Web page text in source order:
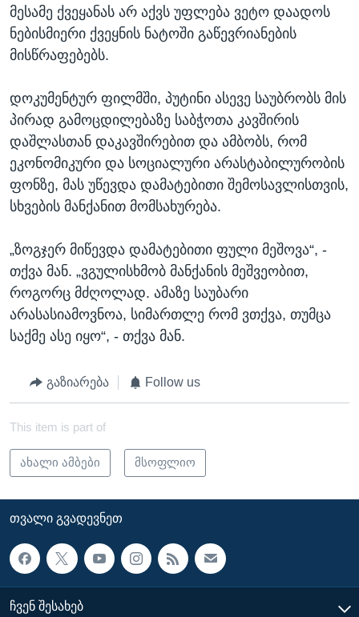
მესამე ქვეყანას არ აქვს უფლება ვეტო დაადოს
ნებისმიერი ქვეყნის ნატოში გაწევრიანების
მისწრაფებებს.
დოკუმენტურ ფილმში, პუტინი ასევე საუბრობს მის
პირად გამოცდილებაზე საბჭოთა კავშირის
დაშლასთან დაკავშირებით და ამბობს, რომ
ეკონომიკური და სოციალური არასტაბილურობის
ფონზე, მას უწევდა დამატებითი შემოსავლისთვის,
სხვების მანქანით მომსახურება.
„ზოგჯერ მიწევდა დამატებითი ფული მეშოვა“, -
თქვა მან. „ვგულისხმობ მანქანის მეშვეობით,
როგორც მძღოლად. ამაზე საუბარი
არასასიამოვნოა, სიმართლე რომ ვთქვა, თუმცა
საქმე ასე იყო“, - თქვა მან.
გაზიარება Follow us
This item is part of
ახალი ამბები მსოფლიო
ᲗᲕᲐᲚᲘ ᲒᲕᲐᲓᲔᲕᲜᲔᲗ
ᲩᲕᲔᲜ ᲨᲔᲡᲐᲮᲔᲑ